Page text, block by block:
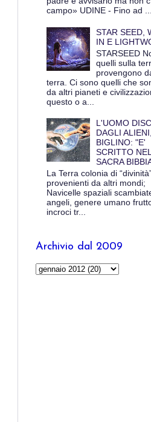
campo» UDINE - Fino ad ...
STAR SEED,
IN E
STARSEED
quelli sulla
provengono
terra. Ci sono quelli che
da altri pianeti e
questo o a...
L'UOMO
DAGLI ALIENI,
BIGLINO: "E'
SCRITTO
SACRA
La Terra colonia di
provenienti da altri mondi;
Navicelle spaziali
angeli, genere umano
incroci tr...
Archivio dal 2009